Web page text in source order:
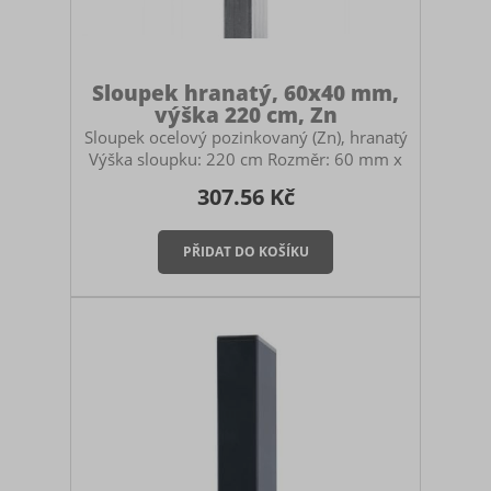
Sloupek hranatý, 60x40 mm,
výška 220 cm, Zn
Sloupek ocelový pozinkovaný (Zn), hranatý
Výška sloupku: 220 cm Rozměr: 60 mm x
plotů. Použití: průběžný, počáteční i
koncový sloupek pro panelové oplocení
nebo pletivo. Součástí sloupku je černá
plastová čepička. Montáž sloupku Sloupek
můžete zabetonovat do země, zasadit do
případě betonování myslete na to, abyste
si pořídili dostatečně vysoký sloupek.
307.56 Kč